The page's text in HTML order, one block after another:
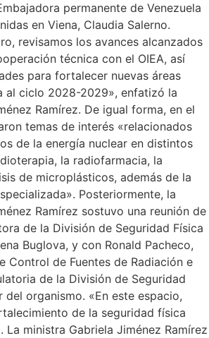
permanente de Venezuela
en Viena, Claudia Salerno.
revisamos los avances alcanzados
técnica con el OIEA, así
para fortalecer nuevas áreas
al ciclo 2028-2029», enfatizó la
Ramírez. De igual forma, en el
temas de interés «relacionados
de la energía nuclear en distintos
la radiofarmacia, la
de microplásticos, además de la
Posteriormente, la
Ramírez sostuvo una reunión de
de la División de Seguridad Física
Buglova, y con Ronald Pacheco,
Control de Fuentes de Radiación e
de la División de Seguridad
del organismo. «En este espacio,
de la seguridad física
La ministra Gabriela Jiménez Ramírez